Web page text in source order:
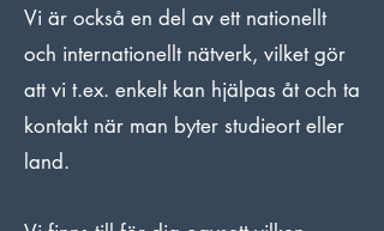
Vi är också en del av ett nationellt
och internationellt nätverk, vilket gör
att vi t.ex. enkelt kan hjälpas åt och ta
kontakt när man byter studieort eller
land.